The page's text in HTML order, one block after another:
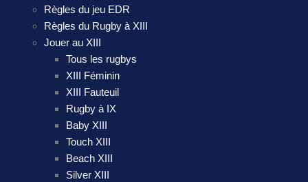
Règles du jeu EDR
Règles du Rugby à XIII
Jouer au XIII
Tous les rugbys
XIII Féminin
XIII Fauteuil
Rugby à IX
Baby XIII
Touch XIII
Beach XIII
Silver XIII